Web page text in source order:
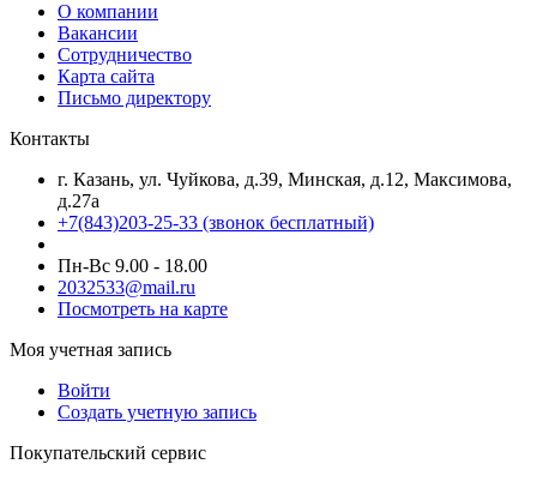
О компании
Вакансии
Сотрудничество
Карта сайта
Письмо директору
Контакты
г. Казань, ул. Чуйкова, д.39, Минская, д.12, Максимова,
д.27а
+7(843)203-25-33 (звонок бесплатный)
Пн-Вс 9.00 - 18.00
2032533@mail.ru
Посмотреть на карте
Моя учетная запись
Войти
Создать учетную запись
Покупательский сервис